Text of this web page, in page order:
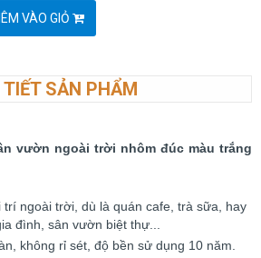
VÀO GIỎ
TIẾT SẢN PHẨM
vườn ngoài trời nhôm đúc màu trắng
trí ngoài trời, dù là quán cafe, trà sữa, hay
đình, sân vườn biệt thự...
không rỉ sét, độ bền sử dụng 10 năm.